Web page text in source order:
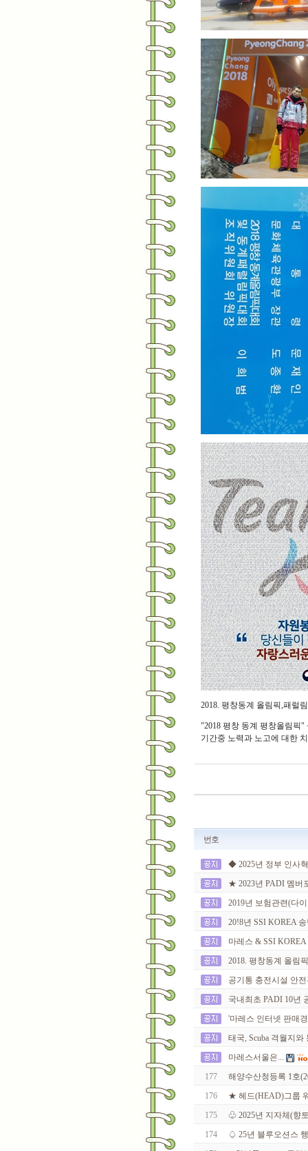
2018. 평창동계 올림픽,패럴
"2018 평창 동계 평창올림픽"
기간중 노력과 노고에 대한
번호
◆ 2025년 정부 인사
★ 2023년 PADI 멤버
2019년 보험관련(다
20!8년 SSI KOREA
마레스 & SSI
2018. 평창동계 올림
공기통 충전시설 안
국내최초 PADI 10년
'마레스 인터넷 판매
태국, Scuba 격월지
마레스서울은...
177
해양수산청등록 1호
176
★ 헤드(HEAD)그룹
175
♧ 2025년 지자체(향
174
♤ 25년 블루오션스